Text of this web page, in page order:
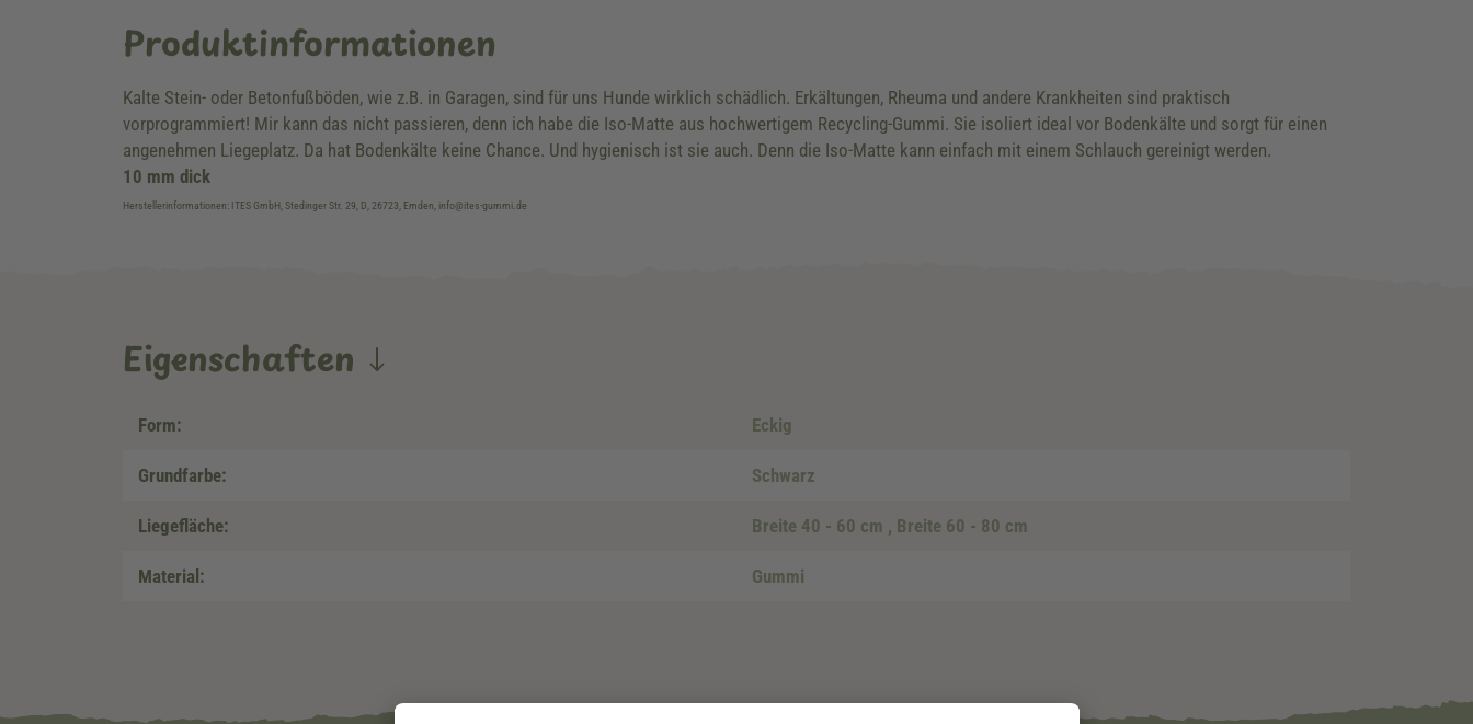
Produktinformationen
Kalte Stein- oder Betonfußböden, wie z.B. in Garagen, sind für uns Hunde wirklich schädlich. Erkältungen, Rheuma und andere Krankheiten sind praktisch
vorprogrammiert! Mir kann das nicht passieren, denn ich habe die Iso-Matte aus hochwertigem Recycling-Gummi. Sie isoliert ideal vor Bodenkälte und sorgt für einen
angenehmen Liegeplatz. Da hat Bodenkälte keine Chance. Und hygienisch ist sie auch. Denn die Iso-Matte kann einfach mit einem Schlauch gereinigt werden.
10 mm dick
Herstellerinformationen: ITES GmbH, Stedinger Str. 29, D, 26723, Emden, info@ites-gummi.de
Eigenschaften
Form: Eckig
Grundfarbe: Schwarz
Liegefläche: Breite 40 - 60 cm , Breite 60 - 80 cm
Material: Gummi